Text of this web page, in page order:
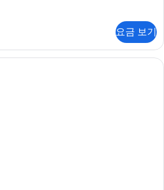
요금 보기
Standard Queen | 무료 WiFi, 침대 시트